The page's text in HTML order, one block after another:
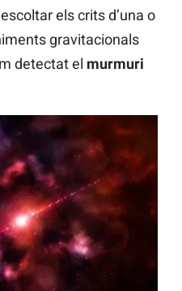
els crits d’una o
gravitacionals
detectat el murmuri